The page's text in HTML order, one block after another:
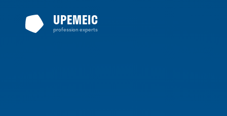
UPEMEIC
profession experts